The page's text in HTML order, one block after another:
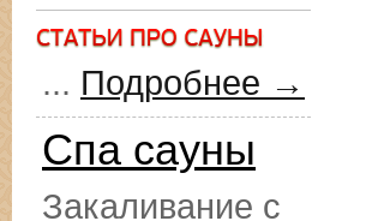
... Подробнее →
Спа сауны
Закаливание с